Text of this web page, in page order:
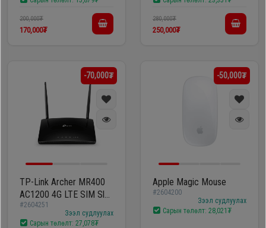
200,000₮
170,000₮
280,000₮
250,000₮
-70,000₮
TP-Link Archer MR400
AC1200 4G LTE SIM Slot
Unlocked Wireless Dual-
Band Router
#2604251
Зээл судлуулах
Сарын төлөлт: 27,078₮
-50,000₮
Apple Magic Mouse
#2604200
Зээл судлуулах
Сарын төлөлт: 28,021₮